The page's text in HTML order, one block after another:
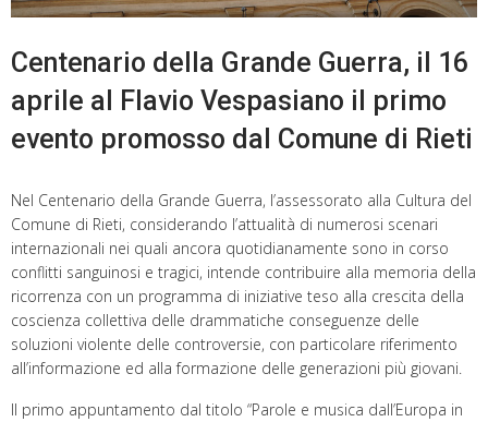
Centenario della Grande Guerra, il 16
aprile al Flavio Vespasiano il primo
evento promosso dal Comune di Rieti
Nel Centenario della Grande Guerra, l’assessorato alla Cultura del
Comune di Rieti, considerando l’attualità di numerosi scenari
internazionali nei quali ancora quotidianamente sono in corso
conflitti sanguinosi e tragici, intende contribuire alla memoria della
ricorrenza con un programma di iniziative teso alla crescita della
coscienza collettiva delle drammatiche conseguenze delle
soluzioni violente delle controversie, con particolare riferimento
all’informazione ed alla formazione delle generazioni più giovani.
Il primo appuntamento dal titolo “Parole e musica dall’Europa in